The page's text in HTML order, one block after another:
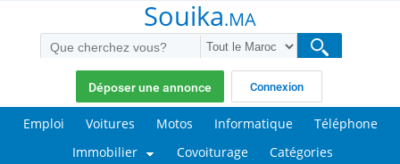
Souika.MA
Déposer une annonce Connexion
Emploi Voitures Motos Informatique
Téléphone
Immobilier
Covoiturage Catégories